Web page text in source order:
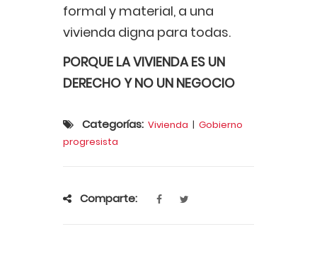
formal y material, a una
vivienda digna para todas.
PORQUE LA VIVIENDA ES UN
DERECHO Y NO UN NEGOCIO
Categorías: Vivienda | Gobierno
progresista
Comparte: